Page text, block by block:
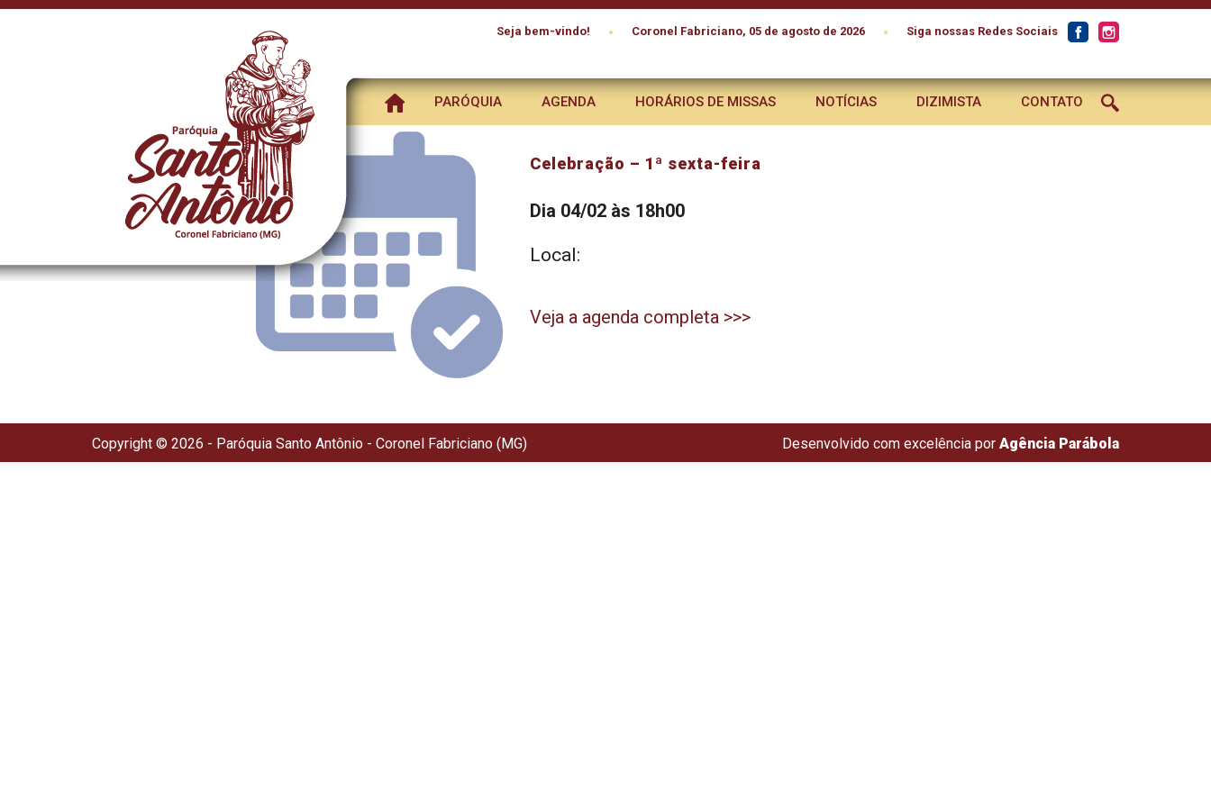
Seja bem-vindo! • Coronel Fabriciano, 05 de agosto de 2026 • Siga nossas Redes Sociais
PARÓQUIA AGENDA HORÁRIOS DE MISSAS NOTÍCIAS DIZIMISTA CONTATO
Celebração – 1ª sexta-feira
Dia 04/02 às 18h00
Local:
Veja a agenda completa >>>
Copyright © 2026 - Paróquia Santo Antônio - Coronel Fabriciano (MG) Desenvolvido com excelência por Agência Parábola